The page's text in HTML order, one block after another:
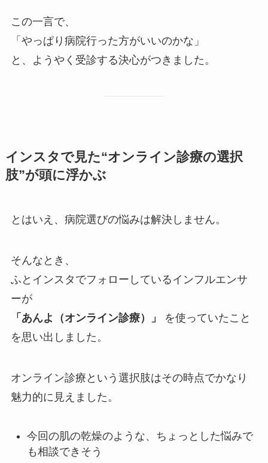
この一言で、
「やっぱり病院行った方がいいのかな」
と、ようやく受診する決心がつきました。
インスタで見た“オンライン診療の選択
肢”が頭に浮かぶ
とはいえ、病院選びの悩みは解決しません。
そんなとき、
ふとインスタでフォローしているインフルエンサ
ーが
「あんよ（オンライン診療）」
を使っていたこと
を思い出しました。
オンライン診療という選択肢はその時点でかなり
魅力的に見えました。
今回の肌の乾燥のような、ちょっとした悩みで
も相談できそう